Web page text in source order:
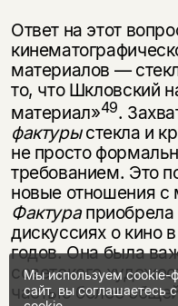
Ответ на этот
материалов —
то, что Шкловский
материал»49.
фактурыстекла и
не просто
требованием. Это
новые отношения
Фактура приобрела
дискуссиях о кино
годов. Она была
советского
частью более
Мы используем cookie-
сайт, вы соглашаетесь